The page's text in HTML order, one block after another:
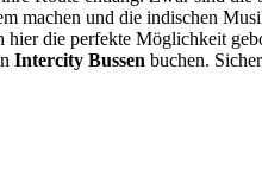
machen und die indischen
hier die perfekte Möglichkeit
Intercity Bussen buchen.